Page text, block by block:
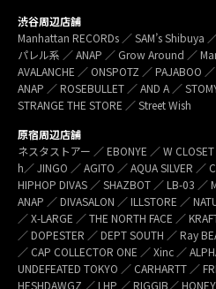
渋谷周辺店舗
Manhattan RECORDs ／ SAM’s Shibuya
パレル系 ／ ANAP ／ Grow Around ／
AVALANCHE ／ ONSPOTZ ／ PAJABOO
ANAP ／ ROSEBULLET ／ AND A ／
STRANGE THE STORE ／ Street Wish
原宿周辺店舗
ネスタストアー ／ EBONYE ／ W
h／ JINGO ／ AGITO ／ AQUA SILVER
HIPHOP DIVAS ／ SHAZBOT ／ LB-03 ／
ANAP ／ DIVASALON ／ ILLSTORE ／
／ X-LARGE ／ THE NORTH FACE ／
／ DOPESTER ／ DEPT SOUTH ／ Ray
／ CAP COLLECTOR ONE ／ Xinc ／
UNDEFEATED TOKYO ／ CARHARTT ／
HESHDAWGZ ／ LHP ／ RIGGIB／